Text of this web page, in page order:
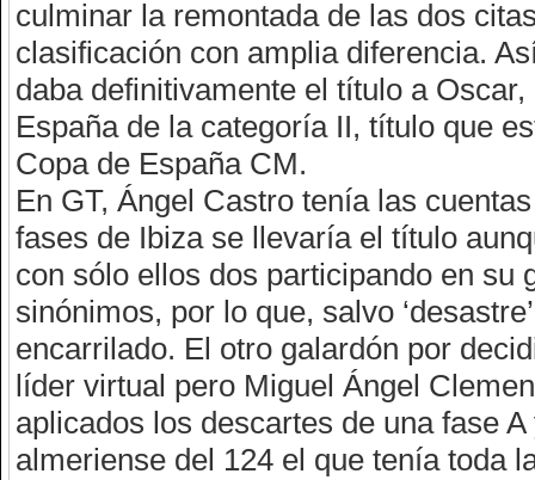
culminar la remontada de las dos
clasificación con amplia diferencia.
daba definitivamente el título a
España de la categoría II, título que
Copa de España CM.
En GT, Ángel Castro tenía las
fases de Ibiza se llevaría el título
con sólo ellos dos participando en su
sinónimos, por lo que, salvo
encarrilado. El otro galardón por
líder virtual pero Miguel Ángel
aplicados los descartes de una fase
almeriense del 124 el que tenía toda